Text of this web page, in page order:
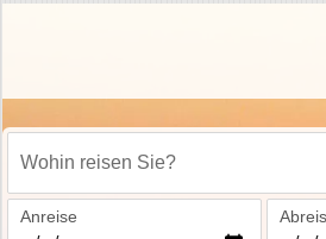
Wohin reisen Sie?
Anreise